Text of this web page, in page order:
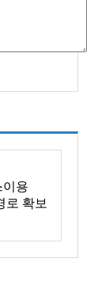
용
로 확보